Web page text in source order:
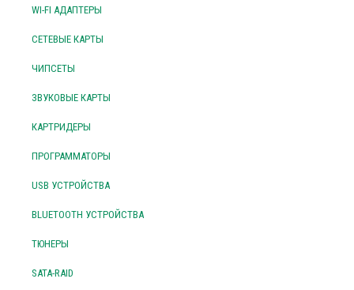
WI-FI АДАПТЕРЫ
СЕТЕВЫЕ КАРТЫ
ЧИПСЕТЫ
ЗВУКОВЫЕ КАРТЫ
КАРТРИДЕРЫ
ПРОГРАММАТОРЫ
USB УСТРОЙСТВА
BLUETOOTH УСТРОЙСТВА
ТЮНЕРЫ
SATA-RAID